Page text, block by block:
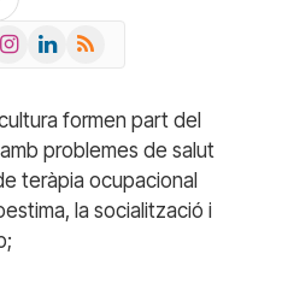
LinkedIn
RSS
formen part del
problemes de salut
teràpia ocupacional
la socialització i